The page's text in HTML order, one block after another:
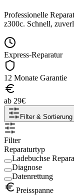
Professionelle
z300c. Schnell,
Express-Reparatur
12 Monate Garantie
ab 29€
Filter & Sortierung
Filter
Reparaturtyp
Ladebuchse
Diagnose
Datenrettung
Preisspanne